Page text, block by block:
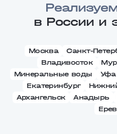
в России и
Москва Санкт-
Владивосток
Минеральные воды
Уфа
Екатеринбург
Архангельск
Анадырь